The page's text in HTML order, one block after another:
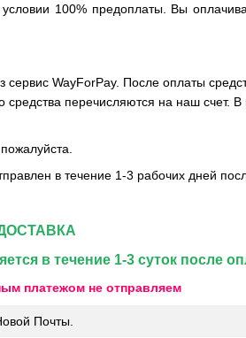
100% предоплаты. Вы
сервис WayForPay. После оплаты
средства перечисляются на наш счет.
в течение 1-3 рабочих дней
в течение 1-3 суток после
платежом не отправляем
Почты.